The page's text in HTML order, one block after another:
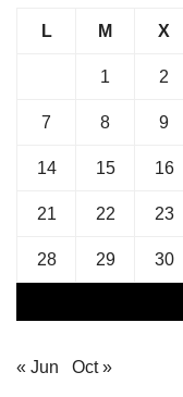
L M X
1 2
7 8 9
14 15 16
21 22 23
28 29 30
« Jun Oct »